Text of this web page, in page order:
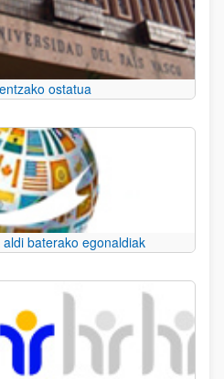
ostatua
baterako egonaldiak